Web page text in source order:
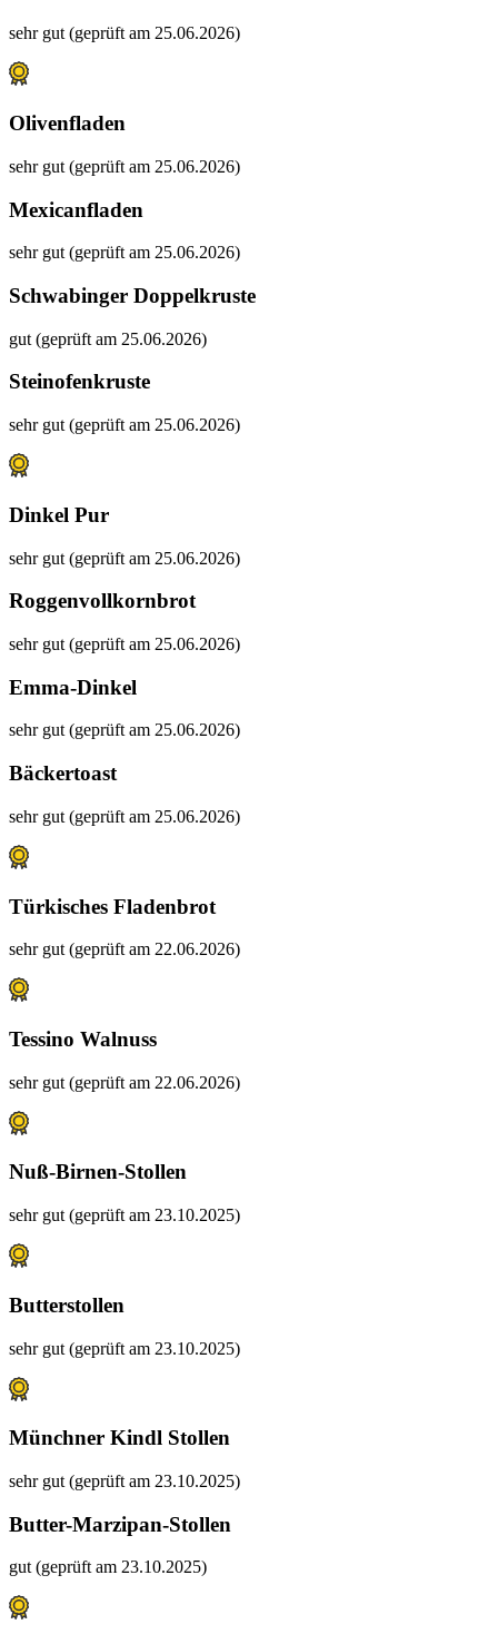
sehr gut (geprüft am 25.06.2026)
Olivenfladen
sehr gut (geprüft am 25.06.2026)
Mexicanfladen
sehr gut (geprüft am 25.06.2026)
Schwabinger Doppelkruste
gut (geprüft am 25.06.2026)
Steinofenkruste
sehr gut (geprüft am 25.06.2026)
Dinkel Pur
sehr gut (geprüft am 25.06.2026)
Roggenvollkornbrot
sehr gut (geprüft am 25.06.2026)
Emma-Dinkel
sehr gut (geprüft am 25.06.2026)
Bäckertoast
sehr gut (geprüft am 25.06.2026)
Türkisches Fladenbrot
sehr gut (geprüft am 22.06.2026)
Tessino Walnuss
sehr gut (geprüft am 22.06.2026)
Nuß-Birnen-Stollen
sehr gut (geprüft am 23.10.2025)
Butterstollen
sehr gut (geprüft am 23.10.2025)
Münchner Kindl Stollen
sehr gut (geprüft am 23.10.2025)
Butter-Marzipan-Stollen
gut (geprüft am 23.10.2025)